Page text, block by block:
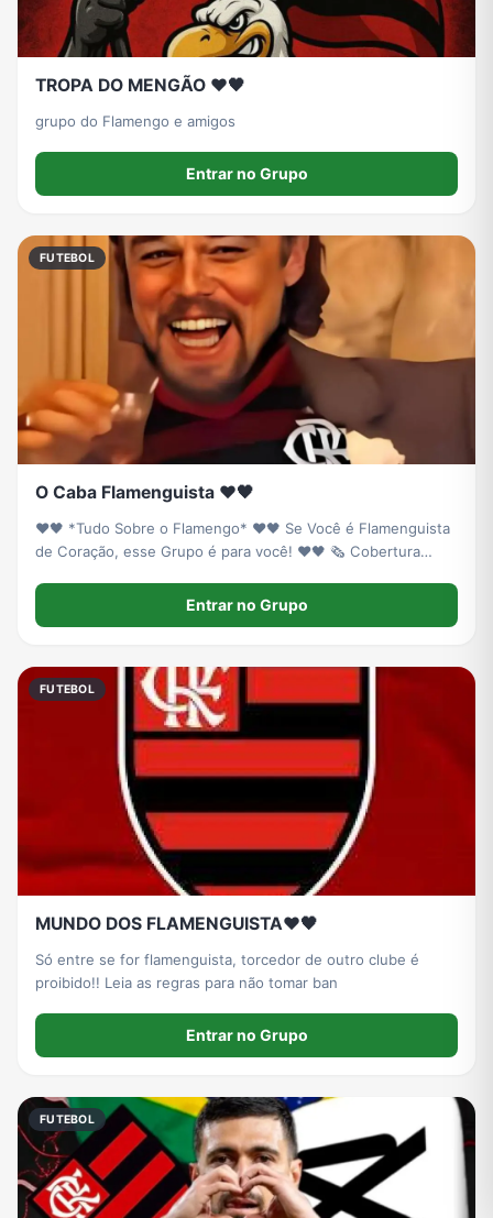
TROPA DO MENGÃO ❤️🖤
grupo do Flamengo e amigos
Entrar no Grupo
FUTEBOL
O Caba Flamenguista ❤️🖤
❤️🖤 *Tudo Sobre o Flamengo* ❤️🖤 Se Você é Flamenguista
de Coração, esse Grupo é para você! ❤️🖤 🗞️ Cobertura
Exclusivos 📊 Mercado da Bola ⚽ Pré e Pós-Jogo
Entrar no Grupo
FUTEBOL
MUNDO DOS FLAMENGUISTA❤️🖤
Só entre se for flamenguista, torcedor de outro clube é
proibido!! Leia as regras para não tomar ban
Entrar no Grupo
FUTEBOL